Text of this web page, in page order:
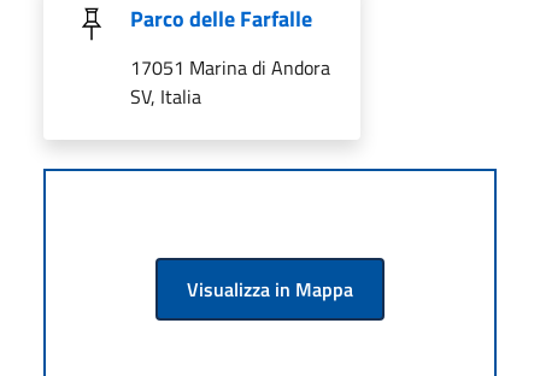
Parco delle Farfalle
17051 Marina di Andora
SV, Italia
Visualizza in Mappa